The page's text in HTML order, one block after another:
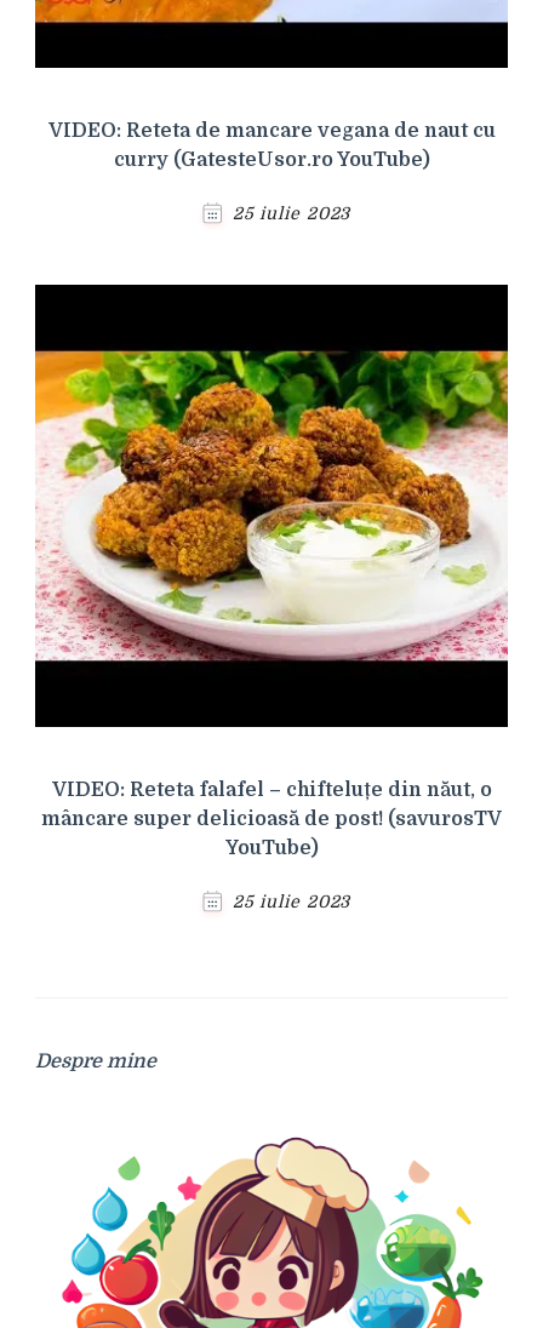
VIDEO: Reteta de mancare vegana de naut cu
curry (GatesteUsor.ro YouTube)
25 iulie 2023
VIDEO: Reteta falafel – chifteluțe din năut, o
mâncare super delicioasă de post! (savurosTV
YouTube)
25 iulie 2023
Despre mine